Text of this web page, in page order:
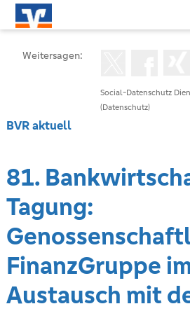
Social-Datenschutz
(Datenschutz)
Weitersagen:
BVR aktuell
81.
Tagung:
FinanzGruppe
Austausch mit